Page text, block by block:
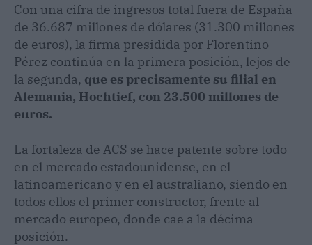
Con una cifra de ingresos total fuera de España
de 36.687 millones de dólares (31.300 millones
de euros), la firma presidida por Florentino
Pérez continúa en la primera posición, lejos de
la segunda, que es precisamente su filial en
Alemania, Hochtief, con 23.500 millones de
euros.
La fortaleza de ACS se hace patente sobre todo
en el mercado estadounidense, en el
latinoamericano y en el australiano, siendo en
todos ellos el primer constructor, frente al
mercado europeo, donde cae a la décima
posición.